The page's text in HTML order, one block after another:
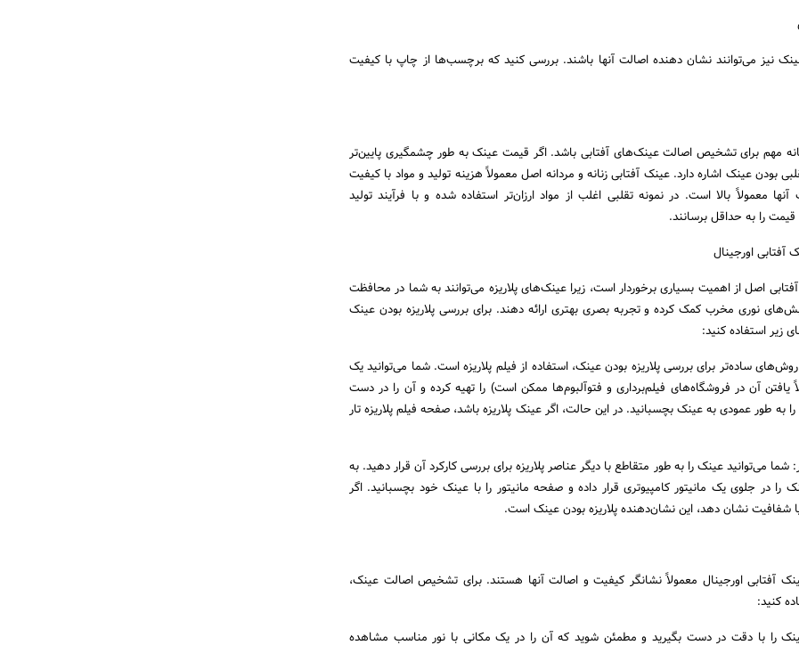
نیز می‌توانند نشان دهنده اصالت آنها باشند. بررسی کنید که برچسب‌ها از چاپ با کیفیت
مهم برای تشخیص اصالت عینک‌های آفتابی باشد. اگر قیمت عینک به طور چشمگیری پایین‌تر
بودن عینک اشاره دارد. عینک‌ آفتابی زنانه و مردانه اصل معمولاً هزینه تولید و مواد با کیفیت
آنها معمولاً بالا است. در نمونه تقلبی اغلب از مواد ارزان‌تر استفاده شده و با فرآیند تولید
را به حداقل برسانند.
اصل از اهمیت بسیاری برخوردار است، زیرا عینک‌های پلاریزه می‌توانند به شما در محافظت
نوری مخرب کمک کرده و تجربه بصری بهتری ارائه دهند. برای بررسی پلاریزه بودن عینک
زیر استفاده کنید:
ساده‌تر برای بررسی پلاریزه بودن عینک، استفاده از فیلم پلاریزه است. شما می‌توانید یک
یافتن آن در فروشگاه‌های فیلم‌برداری و فتوآلبوم‌ها ممکن است) را تهیه کرده و آن را در دست
به طور عمودی به عینک بچسبانید. در این حالت، اگر عینک پلاریزه باشد، صفحه فیلم پلاریزه تار
شما می‌توانید عینک را به طور متقاطع با دیگر عناصر پلاریزه برای بررسی کارکرد آن قرار دهید. به
را در جلوی یک مانیتور کامپیوتری قرار داده و صفحه مانیتور را با عینک خود بچسبانید. اگر
شفافیت نشان دهد، این نشان‌دهنده پلاریزه بودن عینک است.
آفتابی اورجینال معمولاً نشانگر کیفیت و اصالت آنها هستند. برای تشخیص اصالت عینک،
کنید:
را با دقت در دست بگیرید و مطمئن شوید که آن را در یک مکانی با نور مناسب مشاهده